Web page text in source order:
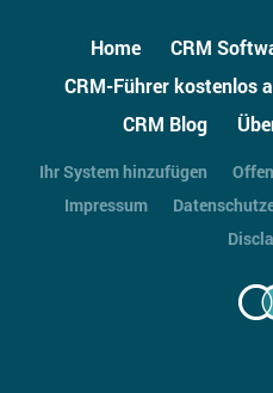
Home CRM
CRM-Führer kostenlos
CRM Blog
Ihr System hinzufügen
Impressum